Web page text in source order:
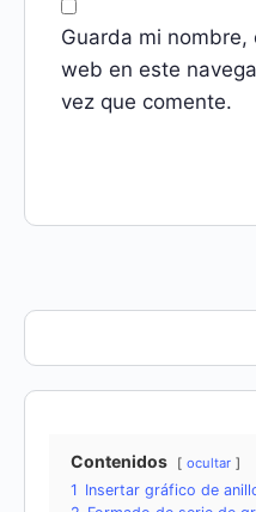
Guarda mi
web en este
vez que comente.
Contenidos ocultar
1 Insertar gráfico de